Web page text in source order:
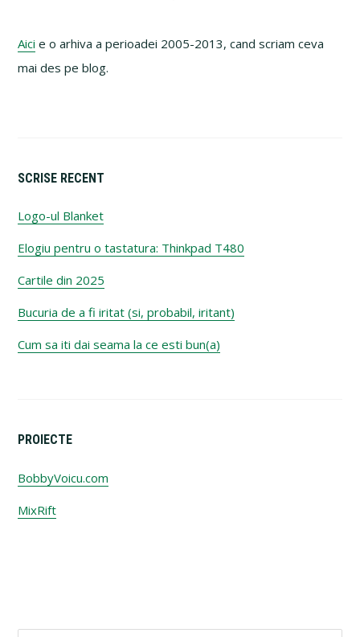
Aici e o arhiva a perioadei 2005-2013, cand scriam ceva
mai des pe blog.
SCRISE RECENT
Logo-ul Blanket
Elogiu pentru o tastatura: Thinkpad T480
Cartile din 2025
Bucuria de a fi iritat (si, probabil, iritant)
Cum sa iti dai seama la ce esti bun(a)
PROIECTE
BobbyVoicu.com
MixRift